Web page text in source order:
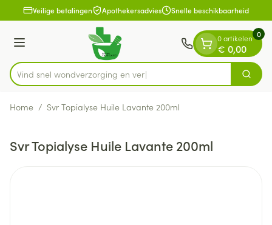
Ga naar de inhoud
1 van 1Veilige betalingen Apothekersadvies Snelle beschikbaarheid
Menu
Product, merk, categorie...
Vind snel wondverzorgin Zoek
0 artikelen
€ 0,00
0
Home / Svr Topialyse Huile Lavante 200ml
Svr Topialyse Huile Lavante 200ml